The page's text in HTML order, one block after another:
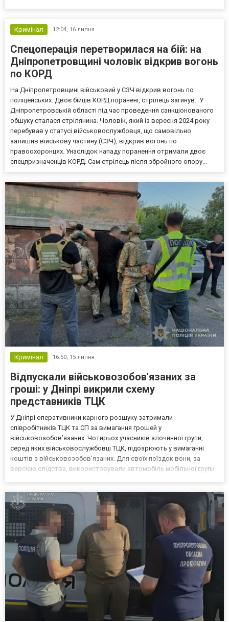
Кримінал
12:04, 16 липня
Спецоперація перетворилася на бій: на
Дніпропетровщині чоловік відкрив вогонь
по КОРД
На Дніпропетровщині військовий у СЗЧ відкрив вогонь по
поліцейських. Двоє бійців КОРД поранені, стрілець загинув. У
Дніпропетровській області під час проведення санкціонованого
обшуку сталася стрілянина. Чоловік, який із вересня 2024 року
перебував у статусі військовослужбовця, що самовільно
залишив військову частину (СЗЧ), відкрив вогонь по
правоохоронцях. Унаслідок нападу поранення отримали двоє
спецпризначенців КОРД. Сам стрілець після збройного опору...
Кримінал 16:50, 15 липня
Відпускали військовозобов'язаних за
гроші: у Дніпрі викрили схему
представників ТЦК
У Дніпрі оперативники карного розшуку затримали
співробітників ТЦК та СП за вимагання грошей у
військовозобов’язаних. Чотирьох учасників злочинної групи,
серед яких військовослужбовці ТЦК, підозрюють у вимаганні
коштів з військовозобов'язаних. Для своїх поїздок вони, за
версією слідства, використовували автомобіль мобільної групи
виявляли військово...